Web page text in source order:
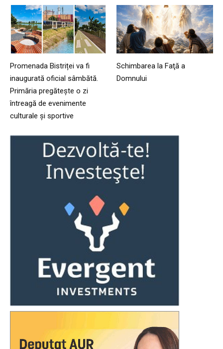
Promenada Bistriței va fi
inaugurată oficial sâmbătă.
Primăria pregătește o zi
întreagă de evenimente
culturale și sportive
Schimbarea la Faţă a
Domnului